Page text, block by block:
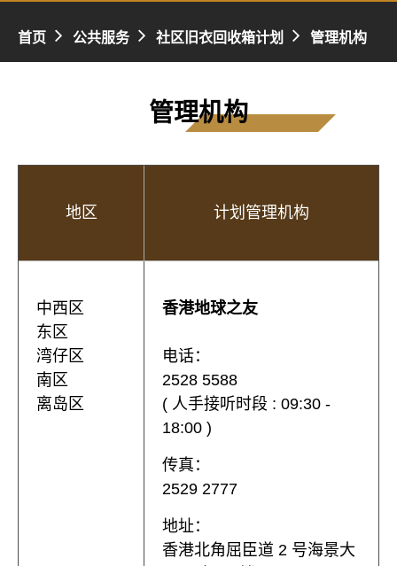
首页 公共服务 社区旧衣回收箱计划 管理机构
管理机构
地区 计划管理机构
中西区
东区
湾仔区
南区
离岛区
香港地球之友
电话：
2528 5588
( 人手接听时段 : 09:30 -
18:00 )
传真：
2529 2777
地址：
香港北角屈臣道 2 号海景大